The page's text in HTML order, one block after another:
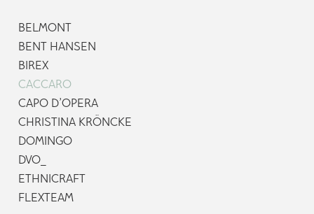
BELMONT
BENT HANSEN
BIREX
CACCARO
CAPO D’OPERA
CHRISTINA KRÖNCKE
DOMINGO
DVO_
ETHNICRAFT
FLEXTEAM